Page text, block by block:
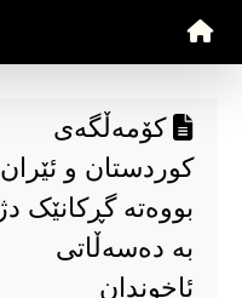
کۆمەڵگەی
کوردستان و ئێران
بووەتە گڕکانێک دژ
بە دەسەڵاتی
ئاخوندان